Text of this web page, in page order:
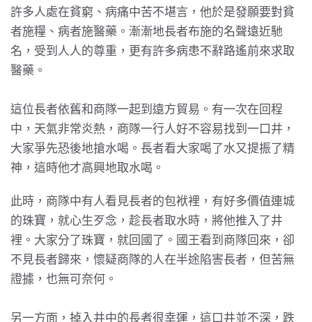
許多人處在貧窮、病痛中苦不堪言，他於是發願要對貧
者施糧、病者施醫藥。漸漸地長者布施的名聲遠近馳
名，受到人人的尊重，更有許多病患不辭路遙前來求取
醫藥。
這位長者依舊和商隊一起到遠方貿易。有一次在回程
中，天氣非常炎熱，商隊一行人好不容易找到一口井，
大家爭先恐後地搶水喝。長者看大家喝了水又提振了精
神，這時他才高興地取水喝。
此時，商隊中有人看見長者的包袱裡，有好多價值連城
的珠寶，就心生歹念，趁長者取水時，將他推入了井
裡。大家分了珠寶，就回國了。國王看到商隊回來，卻
不見長者歸來，懷疑商隊的人在半途陷害長者，但苦無
證據，也無可奈何。
另一方面，掉入井中的長者很幸運，這口井並不深，跌